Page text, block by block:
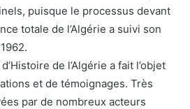
puisque le processus devant
totale de l’Algérie a suivi son
de l’Algérie a fait l’objet
et de témoignages. Très
par de nombreux acteurs